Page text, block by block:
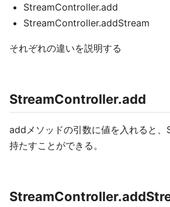
StreamController.add
StreamController.addStream
それぞれの違いを説明する
StreamController.add
addメソッドの引数に値を入れると
持たすことができる。